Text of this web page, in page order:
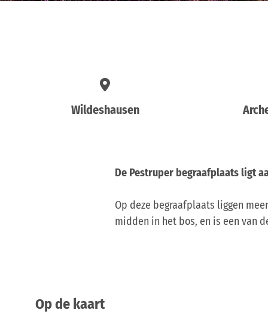
Wildeshausen
De Pestruper begraafplaats ligt
Op deze begraafplaats liggen
midden in het bos, en is een van
Op de kaart